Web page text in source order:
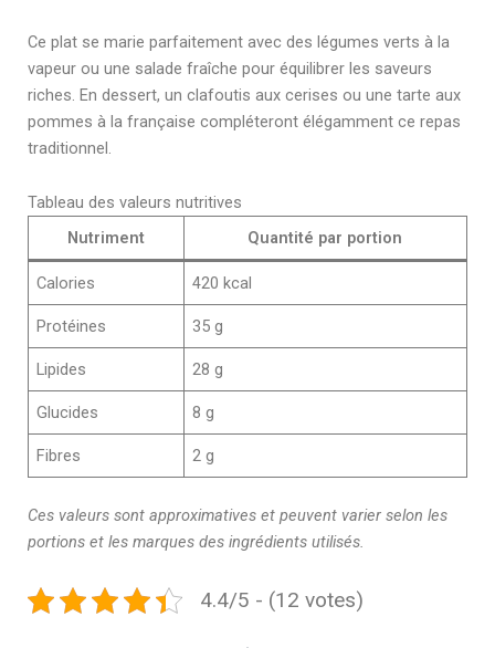
Ce plat se marie parfaitement avec des légumes verts à la
vapeur ou une salade fraîche pour équilibrer les saveurs
riches. En dessert, un clafoutis aux cerises ou une tarte aux
pommes à la française compléteront élégamment ce repas
traditionnel.
Tableau des valeurs nutritives
Nutriment
Quantité par portion
Calories 420 kcal
Protéines 35 g
Lipides 28 g
Glucides 8 g
Fibres 2 g
Ces valeurs sont approximatives et peuvent varier selon les
portions et les marques des ingrédients utilisés.
4.4/5 - (12 votes)
Prev